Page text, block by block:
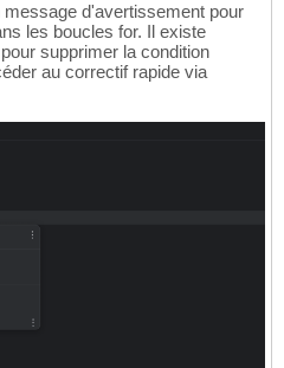
d'avertissement pour
les boucles for. Il existe
supprimer la condition
au correctif rapide via